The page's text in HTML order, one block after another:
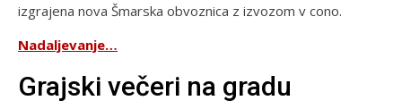
izgrajena nova Šmarska obvoznica z izvozom v cono.
Nadaljevanje…
Grajski večeri na gradu